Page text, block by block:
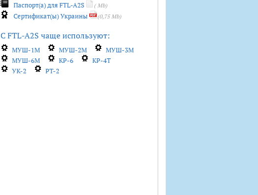
Паспорт(а) для FTL-A2S ( Mb)
Сертификат(ы) Украины (0,75 Mb)
С FTL-A2S чаще используют:
MУШ-1M МУШ-2M
МУШ-3M
МУШ-6M
КР-6
КР-4T
УК-2
РТ-2